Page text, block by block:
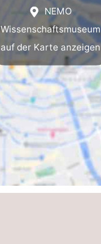
NEMO
Wissenschaftsmuseum
auf der Karte anzeigen